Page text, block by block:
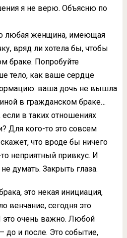
я не верю. Объясню по
любая женщина, имеющая
вряд ли хотела бы, чтобы
браке. Попробуйте
тело, как ваше сердце
ваша дочь не вышла
в гражданском браке…
в таких отношениях
Для кого-то это совсем
что вроде бы ничего
неприятный привкус. И
думать. Закрыть глаза.
это некая инициация,
венчание, сегодня это
это очень важно. Любой
до и после. Это событие,